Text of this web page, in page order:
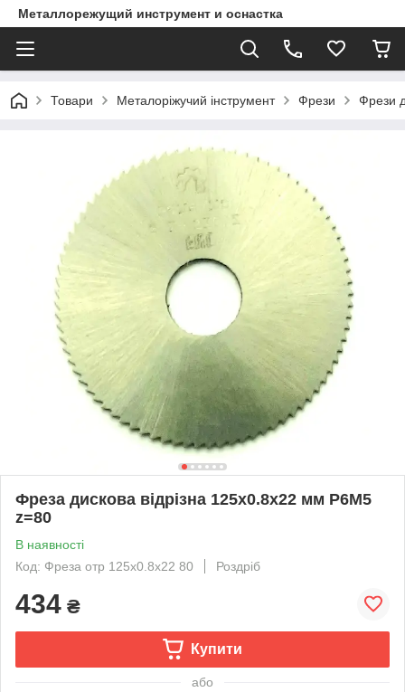
Металлорежущий инструмент и оснастка
Товари Металоріжучий інструмент Фрези Фрези
Фреза дискова відрізна 125х0.8x22 мм Р6М5
z=80
В наявності
Код: Фреза отр 125х0.8x22 80
Роздріб
434 ₴
Купити
або